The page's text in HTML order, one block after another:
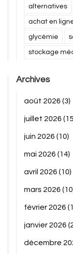
alternatives
achat en
glycémie
stockage
Archives
août 2026 (3)
juillet 2026
juin 2026 (10)
mai 2026 (14)
avril 2026 (10)
mars 2026
février 2026
janvier 2026
décembre